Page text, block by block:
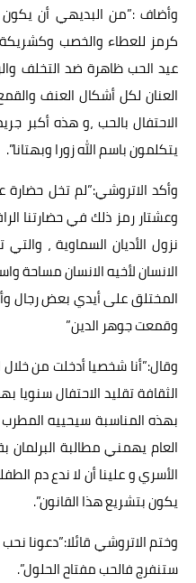
وأضاف :”من البديهي أن يكون
كرمز للعطاء والخصب وكشريكة
عيد الحب ظاهرة ضد التخلف
العنان لكل أشكال العنف
الاحتفال بالحب ،و هذه أكبر
يتكلمون باسم الله زورا وبهتانا”.
وأكد الاتروشي:”لم تخل
وعشتار رمز ذلك في حضارتنا
نزول الأديان السماوية ،
الانسان لأخيه الانسان مساحة
المختلق على أيدي بعض رجال
وقمعت جوهر الدين”
وقال:”أنا شخصيا أدخلت من
الثقافة تقليد الاحتفال سنويا
بهذه المناسبة سيحييه
العام يهمني مطالبة
الأسري و علينا أن لا ندع دم
يكون بتشريع هذا القانون”.
وختم الاتروشي قائلا:”دعونا
ستنفرج فالحب مفتاح الحلول”.